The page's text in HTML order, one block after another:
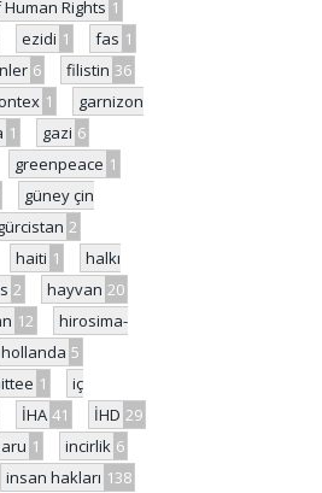
Rights 1
ezidi 1 fas 1
6 filistin 36
1
garnizon
1 gazi 6
greenpeace 1
güney çin
2
haiti 1
halkı
2 hayvan 20
12
hirosima-
hollanda 5
1
iç
İHA 41 İHD 29
1 incirlik 6
insan hakları 138